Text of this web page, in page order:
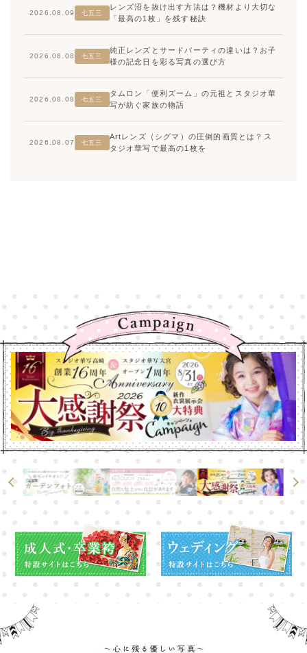
2026.08.09 七五三
レンズ沼を抜け出す方法は？機材より大切な
「最高の1枚」を残す秘訣
2026.08.08 七五三
純正レンズとサードパーティの違いは？お子
様の記念日を彩る写真の選び方
2026.08.08 七五三
タムロン「便利ズーム」の元祖とスタジオ華
写が紡ぐ家族の物語
2026.08.07 七五三
Artレンズ（シグマ）の圧倒的画質とは？ス
タジオ華写で最高の1枚を
高崎店
高崎店